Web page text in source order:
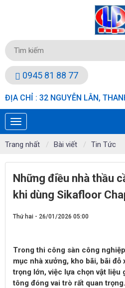
0945 81 88 77
ĐỊA CHỈ : 32 NGUYỄN LÂN,
Trang nhất Bài viết Tin Tức
Những điều nhà thầu
khi dùng Sikafloor
Thứ hai - 26/01/2026 05:00
Trong thi công sàn công
mục nhà xưởng, kho bãi, bãi
trọng lớn, việc lựa chọn vật liệu
tông đóng vai trò rất quan